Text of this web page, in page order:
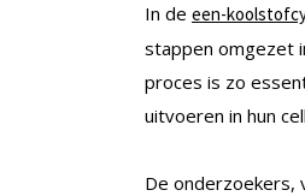
In de een-
stappen omgezet
proces is zo
uitvoeren in hun
De onderzoekers,